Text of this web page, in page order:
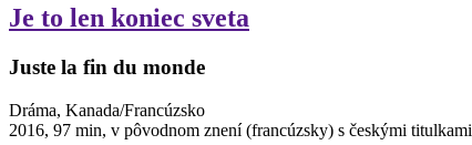
Je to len koniec sveta
Juste la fin du monde
Dráma, Kanada/Francúzsko
2016, 97 min, v pôvodnom znení (francúzsky) s českými titulkami